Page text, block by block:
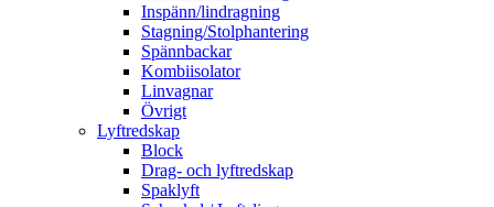
Inspänn/lindragning
Stagning/Stolphantering
Spännbackar
Kombiisolator
Linvagnar
Övrigt
Lyftredskap
Block
Drag- och lyftredskap
Spaklyft